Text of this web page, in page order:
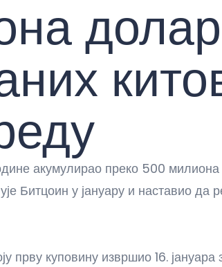
акумулирао преко 500
Битцоин у јануару и наставио
прву куповину извршио 16.